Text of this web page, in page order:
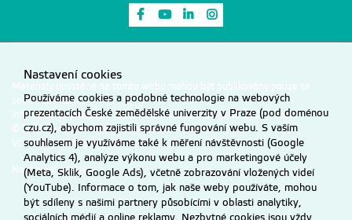
Odkaz na Facebook
Odkaz na Youtube
Odkaz na LinkedIn
Materiály umístěné na tomto webu mohou být publikovány pouze se
souhlasem ČZU.
Informace o zpracování a ochraně osobních údajů na ČZU v Praze.
© 2026 Česká zemědělská univerzita v Praze
Všechna práva vyhrazena
Nastavení cookies
Nastavení cookies
Používáme cookies a podobné technologie na webových
prezentacích České zemědělské univerzity v Praze (pod doménou
czu.cz), abychom zajistili správné fungování webu. S vaším
souhlasem je využíváme také k měření návštěvnosti (Google
Analytics 4), analýze výkonu webu a pro marketingové účely
(Meta, Sklik, Google Ads), včetně zobrazování vložených videí
(YouTube). Informace o tom, jak naše weby používáte, mohou
být sdíleny s našimi partnery působícími v oblasti analytiky,
sociálních médií a online reklamy. Nezbytné cookies jsou vždy